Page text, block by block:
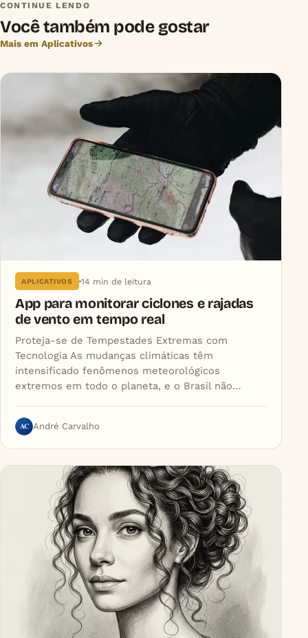
CONTINUE LENDO
Você também pode gostar
Mais em Aplicativos
APLICATIVOS 14 min de leitura
App para monitorar ciclones e rajadas
de vento em tempo real
Proteja-se de Tempestades Extremas com
Tecnologia As mudanças climáticas têm
intensificado fenômenos meteorológicos
extremos em todo o planeta, e o Brasil não…
AC André Carvalho